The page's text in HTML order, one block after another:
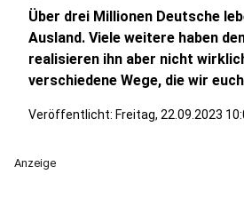
Über drei Millionen Deutsche
Ausland. Viele weitere haben
realisieren ihn aber nicht
verschiedene Wege, die wir
Veröffentlicht: Freitag, 22.09.2023
Anzeige